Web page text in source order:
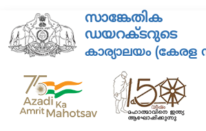
സാങ്കേതിക
ഡയറക്ടറുടെ
കാര്യാലയം (കേരള